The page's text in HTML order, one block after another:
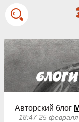
Авторский блог
18:47 25